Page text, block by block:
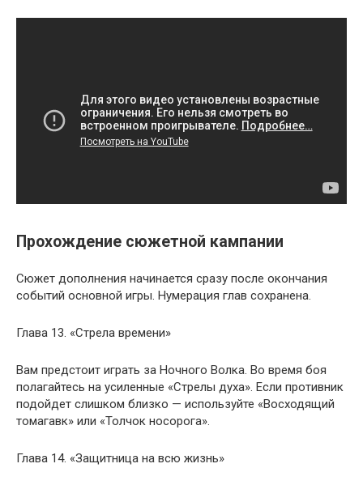
Прохождение сюжетной кампании
Сюжет дополнения начинается сразу после окончания
событий основной игры. Нумерация глав сохранена.
Глава 13. «Стрела времени»
Вам предстоит играть за Ночного Волка. Во время боя
полагайтесь на усиленные «Стрелы духа». Если противник
подойдет слишком близко — используйте «Восходящий
томагавк» или «Толчок носорога».
Глава 14. «Защитница на всю жизнь»